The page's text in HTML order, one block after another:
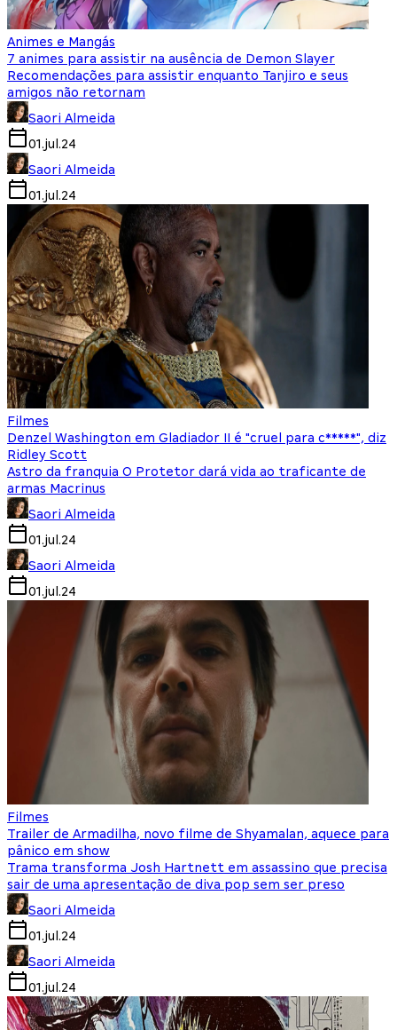
Animes e Mangás
7 animes para assistir na ausência de Demon Slayer
Recomendações para assistir enquanto Tanjiro e seus
amigos não retornam
Saori Almeida
01.jul.24
Saori Almeida
01.jul.24
Filmes
Denzel Washington em Gladiador II é "cruel para c*****", diz
Ridley Scott
Astro da franquia O Protetor dará vida ao traficante de
armas Macrinus
Saori Almeida
01.jul.24
Saori Almeida
01.jul.24
Filmes
Trailer de Armadilha, novo filme de Shyamalan, aquece para
pânico em show
Trama transforma Josh Hartnett em assassino que precisa
sair de uma apresentação de diva pop sem ser preso
Saori Almeida
01.jul.24
Saori Almeida
01.jul.24